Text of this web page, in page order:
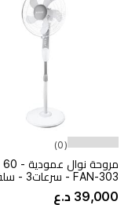
(0)
FAN-303 - سرعات3 - سلفر
39,000 د.ع